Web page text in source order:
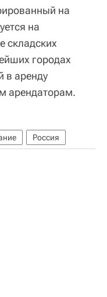
на
на
складских
городах
в аренду
арендаторам.
Россия